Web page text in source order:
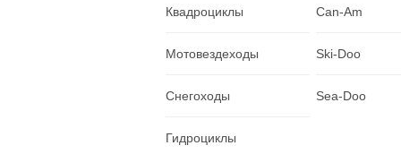
Квадроциклы
Мотовездеходы
Снегоходы
Гидроциклы
Can-Am
Ski-Doo
Sea-Doo